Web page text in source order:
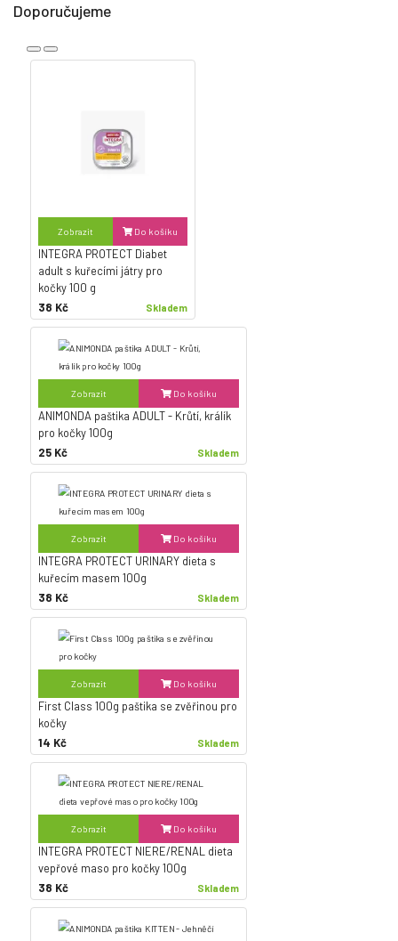
Doporučujeme
Zobrazit Do košíku
INTEGRA PROTECT Diabet
adult s kuřecími játry pro
kočky 100 g
38 Kč
Skladem
Zobrazit Do košíku
ANIMONDA paštika ADULT - Krůtí, králík
pro kočky 100g
25 Kč
Skladem
Zobrazit Do košíku
INTEGRA PROTECT URINARY dieta s
kuřecím masem 100g
38 Kč
Skladem
Zobrazit Do košíku
First Class 100g paštika se zvěřinou pro
kočky
14 Kč
Skladem
Zobrazit Do košíku
INTEGRA PROTECT NIERE/RENAL dieta
vepřové maso pro kočky 100g
38 Kč
Skladem